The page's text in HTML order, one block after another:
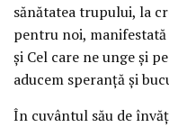
sănătatea trupului, la
pentru noi,
și Cel care ne unge și
aducem speranță și
În cuvântul său de